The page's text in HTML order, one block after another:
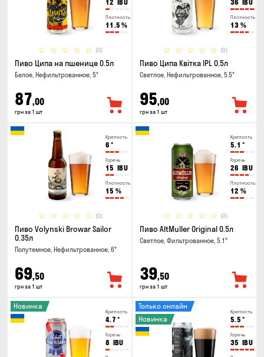
12 IBU
Плотность
11.5 %
(0)
Пиво Ципа на пшенице 0.5л
Белое, Нефильтрованное, 5°
87,00
грн за 1 шт
36 IBU
Плотность
13 %
(0)
Пиво Ципа Квітка IPL 0.5л
Светлое, Нефильтрованное, 5.5°
95,00
грн за 1 шт
Крепость
6 °
Горечь
15 IBU
Плотность
15 %
(0)
Пиво Volynski Browar Sailor
0.35л
Полутемное, Нефильтрованное, 6°
69,50
грн за 1 шт
Крепость
5.1 °
Горечь
26 IBU
Плотность
12 %
(0)
Пиво AltMuller Original 0.5л
Светлое, Фильтрованное, 5.1°
39,50
грн за 1 шт
Крепость
4.7 °
Горечь
8 IBU
Новинка
Крепость
5.5 °
Горечь
35 IBU
Только онлайн
Новинка